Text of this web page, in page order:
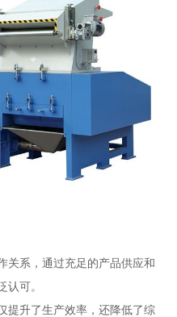
关系，通过充足的产品供应和
可。
提升了生产效率，还降低了综